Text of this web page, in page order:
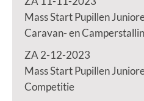
Mass Start Pupillen
Caravan- en
ZA 2-12-2023
Mass Start Pupillen
Competitie